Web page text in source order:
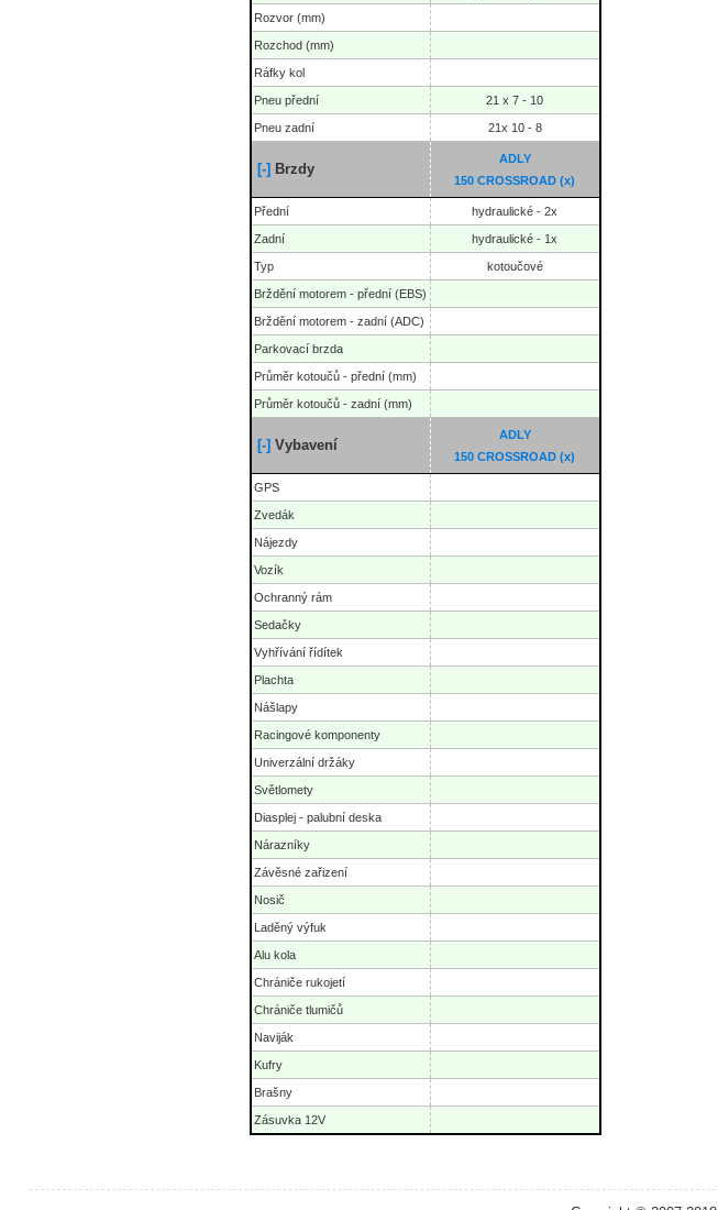
Rozvor (mm)
Rozchod (mm)
Ráfky kol
Pneu přední 21 x 7 - 10
Pneu zadní 21x 10 - 8
[-] Brzdy
ADLY
150 CROSSROAD (x)
Přední hydraulické - 2x
Zadní hydraulické - 1x
Typ kotoučové
Brždění motorem - přední (EBS)
Brždění motorem - zadní (ADC)
Parkovací brzda
Průměr kotoučů - přední (mm)
Průměr kotoučů - zadní (mm)
[-] Vybavení
ADLY
150 CROSSROAD (x)
GPS
Zvedák
Nájezdy
Vozík
Ochranný rám
Sedačky
Vyhřívání řídítek
Plachta
Nášlapy
Racingové komponenty
Univerzální držáky
Světlomety
Diasplej - palubní deska
Nárazníky
Závěsné zařizení
Nosič
Laděný výfuk
Alu kola
Chrániče rukojetí
Chrániče tlumičů
Naviják
Kufry
Brašny
Zásuvka 12V